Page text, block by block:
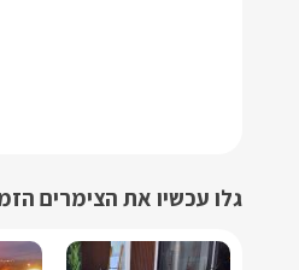
גלו עכשיו את הצימרים